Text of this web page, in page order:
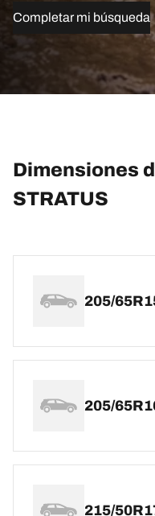
Completar mi búsqueda
Dimensiones
STRATUS
205/
205/
215/